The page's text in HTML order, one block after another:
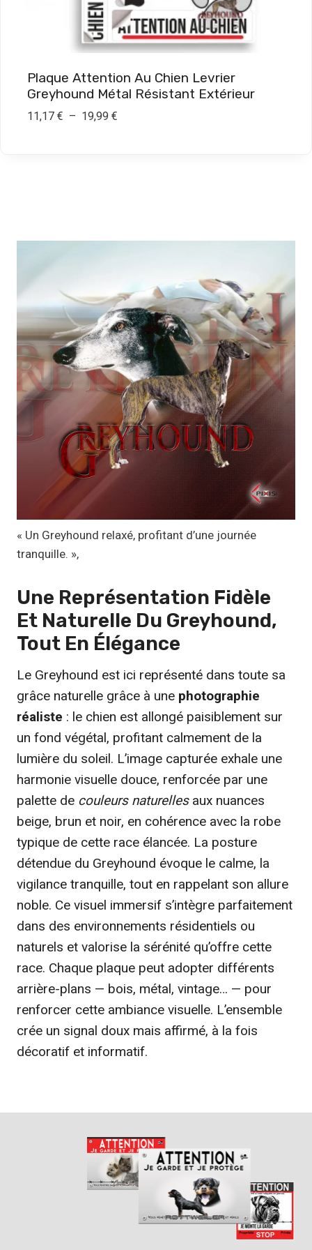
€
à
1
,
9
0
Plaque Attention Au Chien Levrier
Greyhound Métal Résistant Extérieur
11,17 € – 19,99 €P
p
x
:
1
1
,
1
7
€
à
,
€
« Un Greyhound relaxé, profitant d’une journée
tranquille. »,
Une Représentation Fidèle
Et Naturelle Du Greyhound,
Tout En Élégance
Le Greyhound est ici représenté dans toute sa
grâce naturelle grâce à une photographie
réaliste : le chien est allongé paisiblement sur
un fond végétal, profitant calmement de la
lumière du soleil. L’image capturée exhale une
harmonie visuelle douce, renforcée par une
palette de couleurs naturellesaux nuances
beige, brun et noir, en cohérence avec la robe
typique de cette race élancée. La posture
détendue du Greyhound évoque le calme, la
vigilance tranquille, tout en rappelant son allure
noble. Ce visuel immersif s’intègre parfaitement
dans des environnements résidentiels ou
naturels et valorise la sérénité qu’offre cette
race. Chaque plaque peut adopter différents
arrière-plans — bois, métal, vintage… — pour
renforcer cette ambiance visuelle. L’ensemble
crée un signal doux mais affirmé, à la fois
décoratif et informatif.